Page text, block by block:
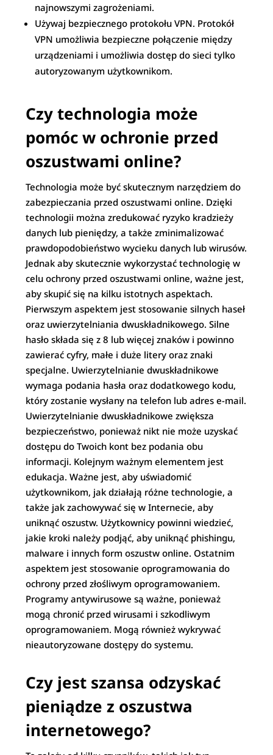
najnowszymi zagrożeniami.
Używaj bezpiecznego protokołu VPN. Protokół
VPN umożliwia bezpieczne połączenie między
urządzeniami i umożliwia dostęp do sieci tylko
autoryzowanym użytkownikom.
Czy technologia może
pomóc w ochronie przed
oszustwami online?
Technologia może być skutecznym narzędziem do
zabezpieczania przed oszustwami online. Dzięki
technologii można zredukować ryzyko kradzieży
danych lub pieniędzy, a także zminimalizować
prawdopodobieństwo wycieku danych lub wirusów.
Jednak aby skutecznie wykorzystać technologię w
celu ochrony przed oszustwami online, ważne jest,
aby skupić się na kilku istotnych aspektach.
Pierwszym aspektem jest stosowanie silnych haseł
oraz uwierzytelniania dwuskładnikowego. Silne
hasło składa się z 8 lub więcej znaków i powinno
zawierać cyfry, małe i duże litery oraz znaki
specjalne. Uwierzytelnianie dwuskładnikowe
wymaga podania hasła oraz dodatkowego kodu,
który zostanie wysłany na telefon lub adres e-mail.
Uwierzytelnianie dwuskładnikowe zwiększa
bezpieczeństwo, ponieważ nikt nie może uzyskać
dostępu do Twoich kont bez podania obu
informacji. Kolejnym ważnym elementem jest
edukacja. Ważne jest, aby uświadomić
użytkownikom, jak działają różne technologie, a
także jak zachowywać się w Internecie, aby
uniknąć oszustw. Użytkownicy powinni wiedzieć,
jakie kroki należy podjąć, aby uniknąć phishingu,
malware i innych form oszustw online. Ostatnim
aspektem jest stosowanie oprogramowania do
ochrony przed złośliwym oprogramowaniem.
Programy antywirusowe są ważne, ponieważ
mogą chronić przed wirusami i szkodliwym
oprogramowaniem. Mogą również wykrywać
nieautoryzowane dostępy do systemu.
Czy jest szansa odzyskać
pieniądze z oszustwa
internetowego?